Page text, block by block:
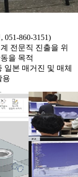
051-860-3151)
전문직 진출을 위
을 목적
일본 매거진 및 매체
용